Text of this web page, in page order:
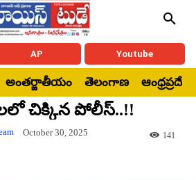
AP Youtube
అంతర్జాతీయం తెలంగాణ ఆంధ్రప్రదేశ్
చిక్కిన పోలీస్..!!
October 30, 2025 141